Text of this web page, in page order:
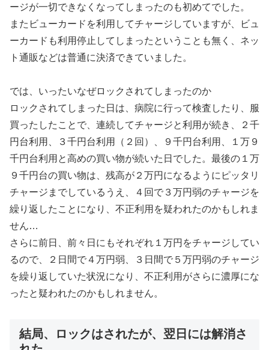
ージが一切できなくなってしまったのも初めてでした。
またビューカードを利用してチャージしていますが、ビュ
ーカードも利用停止してしまったということも無く、ネッ
ト通販などは普通に決済できていました。
では、いったいなぜロックされてしまったのか
ロックされてしまった日は、病院に行って検査したり、服
買ったしたことで、連続してチャージと利用が続き、２千
円台利用、３千円台利用（２回）、９千円台利用、１万９
千円台利用と高めの買い物が続いた日でした。最後の１万
９千円台の買い物は、残高が２万円になるようにピッタリ
チャージまでしているうえ、４回で３万円弱のチャージを
繰り返したことになり、不正利用を疑われたのかもしれま
せん…
さらに前日、前々日にもそれぞれ１万円をチャージしてい
るので、２日間で４万円弱、３日間で５万円弱のチャージ
を繰り返していた状況になり、不正利用がさらに濃厚にな
ったと疑われたのかもしれません。
結局、ロックはされたが、翌日には解消さ